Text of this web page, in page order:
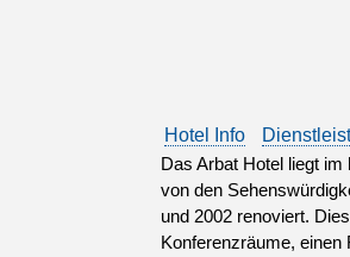
Hotel Info
Das Arbat Hotel liegt
von den
und 2002 renoviert.
Konferenzräume, einen